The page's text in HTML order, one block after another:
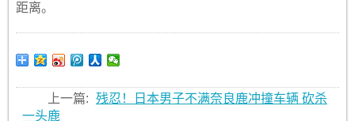
距离。
上一篇: 残忍！日本男子不满奈良鹿冲撞车辆 砍杀
一头鹿